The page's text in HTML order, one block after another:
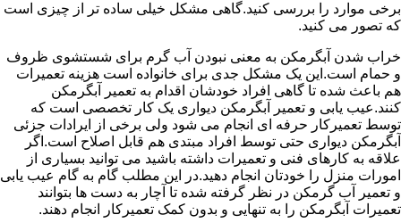
برخی موارد را بررسی کنید.گاهی مشکل خیلی ساده تر از چیزی است
که تصور می کنید.
خراب شدن آبگرمکن به معنی نبودن آب گرم برای شستشوی ظروف
و حمام است.این یک مشکل جدی برای خانواده است هزینه تعمیرات
هم باعث شده تا گاهی افراد خودشان اقدام به تعمیر آبگرمکن
کنند.عیب یابی و تعمیر آبگرمکن دیواری یک کار تخصصی است که
توسط تعمیرکار حرفه ای انجام می شود ولی برخی از ایرادات جزئی
آبگرمکن دیواری حتی توسط افراد مبتدی هم قابل اصلاح است.اگر
علاقه به کارهای فنی و تعمیرات داشته باشید می توانید بسیاری از
امورات منزل را خودتان انجام دهید.در این مطلب گام به گام عیب یابی
و تعمیر آب گرمکن در نظر گرفته شده تا آچار به دست ها بتوانند
تعمیرات آبگرمکن را به تنهایی و بدون کمک تعمیرکار انجام دهند.